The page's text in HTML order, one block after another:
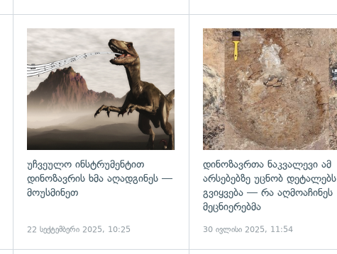
გადახედვა
უჩვეულო ინსტრუმენტით
დინოზავრის ხმა აღადგინეს —
მოუსმინეთ
22 სექტემბერი 2025, 10:25
დინოზავრთა ნაკვალევი ამ
არსებებზე უცნობ დეტალებს
გვიყვება — რა აღმოაჩინეს
მეცნიერებმა
30 ივლისი 2025, 11:54